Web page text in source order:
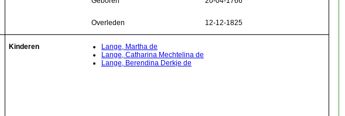
Overleden 12-12-1825
Kinderen
Lange, Martha de
Lange, Catharina Mechtelina de
Lange, Berendina Derkje de